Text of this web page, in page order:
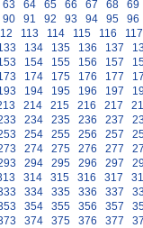
63 64 65 66 67 68
69
90 91 92 93 94 95
96
113 114 115 116
117
134 135 136 137
154 155 156 157
174 175 176 177
194 195 196 197
214 215 216 217
234 235 236 237
254 255 256 257
274 275 276 277
294 295 296 297
314 315 316 317
334 335 336 337
354 355 356 357
374 375 376 377